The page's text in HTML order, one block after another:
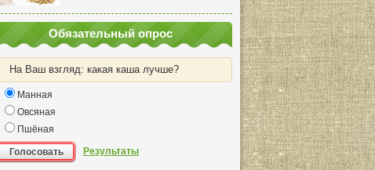
Обязательный опрос
На Ваш взгляд: какая каша лучше?
Манная
Овсяная
Пшёная
Голосовать Результаты